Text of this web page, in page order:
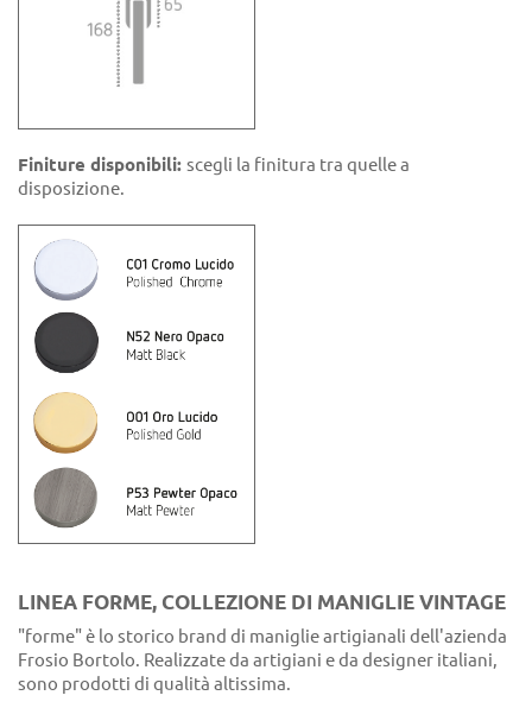
Finiture disponibili: scegli la finitura tra quelle a
disposizione.
LINEA FORME, COLLEZIONE DI MANIGLIE VINTAGE
"forme" è lo storico brand di maniglie artigianali dell'azienda
Frosio Bortolo. Realizzate da artigiani e da designer italiani,
sono prodotti di qualità altissima.